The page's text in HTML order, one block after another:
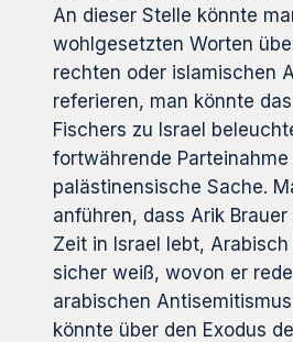
An dieser Stelle könnte
wohlgesetzten Worten
rechten oder islamischen
referieren, man könnte
Fischers zu Israel
fortwährende Parteinahme
palästinensische Sache.
anführen, dass Arik
Zeit in Israel lebt,
sicher weiß, wovon er
arabischen
könnte über den Exodus